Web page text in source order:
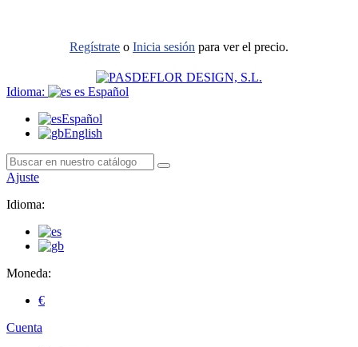
Regístrate o Inicia sesión para ver el precio.
Idioma: es Español
Español
English
Ajuste
Idioma:
Moneda:
€
Cuenta